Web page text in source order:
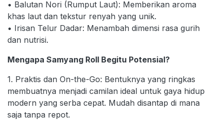
• Balutan Nori (Rumput Laut): Memberikan aroma
khas laut dan tekstur renyah yang unik.
• Irisan Telur Dadar: Menambah dimensi rasa gurih
dan nutrisi.
Mengapa Samyang Roll Begitu Potensial?
1. Praktis dan On-the-Go: Bentuknya yang ringkas
membuatnya menjadi camilan ideal untuk gaya hidup
modern yang serba cepat. Mudah disantap di mana
saja tanpa repot.